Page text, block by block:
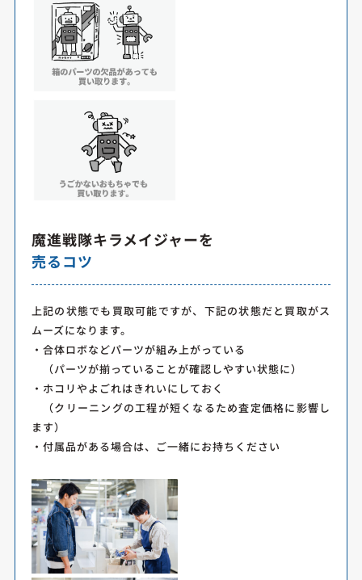
魔進戦隊キラメイジャーを
売るコツ
上記の状態でも買取可能ですが、下記の状態だと買取がス
ムーズになります。
・合体ロボなどパーツが組み上がっている
（パーツが揃っていることが確認しやすい状態に）
・ホコリやよごれはきれいにしておく
（クリーニングの工程が短くなるため査定価格に影響し
ます）
・付属品がある場合は、ご一緒にお持ちください